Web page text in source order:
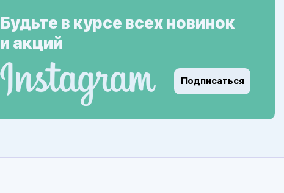
Будьте в курсе всех новинок
и акций
Подписаться